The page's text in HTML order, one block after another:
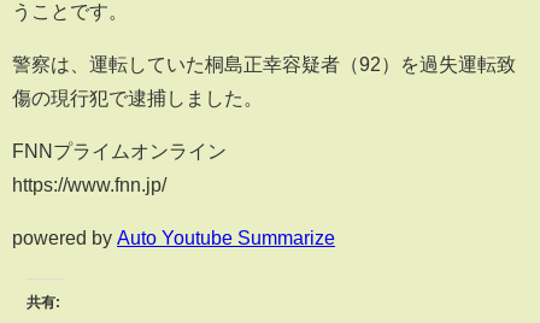
うことです。
警察は、運転していた桐島正幸容疑者（92）を過失運転致
傷の現行犯で逮捕しました。
FNNプライムオンライン
https://www.fnn.jp/
powered by Auto Youtube Summarize
共有: